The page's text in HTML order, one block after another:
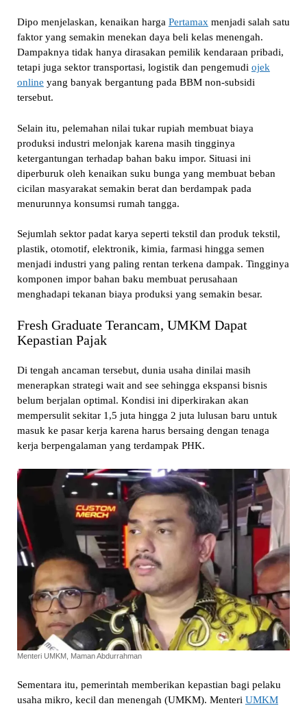
Dipo menjelaskan, kenaikan harga Pertamax menjadi salah satu
faktor yang semakin menekan daya beli kelas menengah.
Dampaknya tidak hanya dirasakan pemilik kendaraan pribadi,
tetapi juga sektor transportasi, logistik dan pengemudi ojek
online yang banyak bergantung pada BBM non-subsidi
tersebut.
Selain itu, pelemahan nilai tukar rupiah membuat biaya
produksi industri melonjak karena masih tingginya
ketergantungan terhadap bahan baku impor. Situasi ini
diperburuk oleh kenaikan suku bunga yang membuat beban
cicilan masyarakat semakin berat dan berdampak pada
menurunnya konsumsi rumah tangga.
Sejumlah sektor padat karya seperti tekstil dan produk tekstil,
plastik, otomotif, elektronik, kimia, farmasi hingga semen
menjadi industri yang paling rentan terkena dampak. Tingginya
komponen impor bahan baku membuat perusahaan
menghadapi tekanan biaya produksi yang semakin besar.
Fresh Graduate Terancam, UMKM Dapat
Kepastian Pajak
Di tengah ancaman tersebut, dunia usaha dinilai masih
menerapkan strategi wait and see sehingga ekspansi bisnis
belum berjalan optimal. Kondisi ini diperkirakan akan
mempersulit sekitar 1,5 juta hingga 2 juta lulusan baru untuk
masuk ke pasar kerja karena harus bersaing dengan tenaga
kerja berpengalaman yang terdampak PHK.
Menteri UMKM, Maman Abdurrahman
Sementara itu, pemerintah memberikan kepastian bagi pelaku
usaha mikro, kecil dan menengah (UMKM). Menteri UMKM